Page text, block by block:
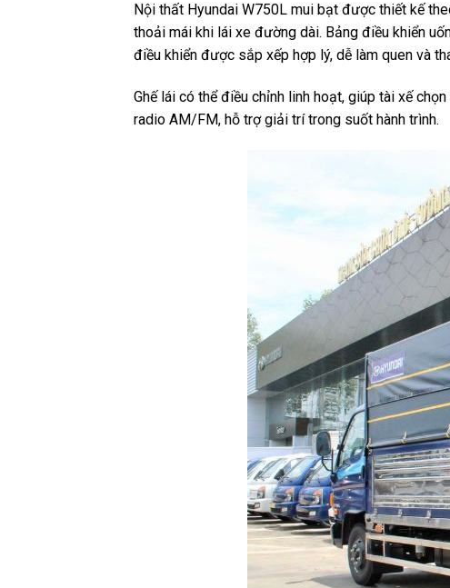
Nội thất Hyundai W750L mui bạt được thiết kế
thoải mái khi lái xe đường dài. Bảng điều khiển
điều khiển được sắp xếp hợp lý, dễ làm quen và
Ghế lái có thể điều chỉnh linh hoạt, giúp tài xế
radio AM/FM, hỗ trợ giải trí trong suốt hành trình.